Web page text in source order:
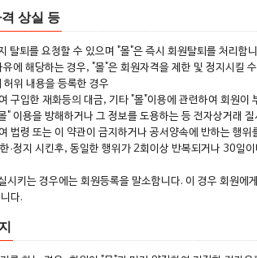
상실 등
탈퇴를 요청할 수 있으며 "몰"은 즉시 회원탈퇴를 처리합
에 해당하는 경우, "몰"은 회원자격을 제한 및 정지시킬
허위 내용을 등록한 경우
구입한 재화등의 대금, 기타 "몰"이용에 관련하여 회원이
" 이용을 방해하거나 그 정보를 도용하는 등 전자상거래
법령 또는 이 약관이 금지하거나 공서양속에 반하는 행위
·정지 시킨후, 동일한 행위가 2회이상 반복되거나 30일
시키는 경우에는 회원등록을 말소합니다. 이 경우 회원
다.